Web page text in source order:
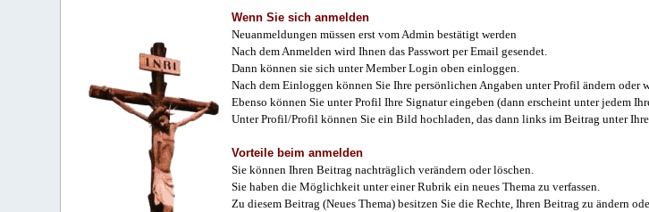
Wenn Sie sich anmelden
Neuanmeldungen müssen erst vom Admin bestätigt werden
Nach dem Anmelden wird Ihnen das Passwort per Email gesendet.
Dann können sie sich unter Member Login oben einloggen.
Nach dem Einloggen können Sie Ihre persönlichen Angaben unter Profil ändern oder
Ebenso können Sie unter Profil Ihre Signatur eingeben (dann erscheint unter jedem
Unter Profil/Profil können Sie ein Bild hochladen, das dann links im Beitrag unter
Vorteile beim anmelden
Sie können Ihren Beitrag nachträglich verändern oder löschen.
Sie haben die Möglichkeit unter einer Rubrik ein neues Thema zu verfassen.
Zu diesem Beitrag (Neues Thema) besitzen Sie die Rechte, Ihren Beitrag zu ändern